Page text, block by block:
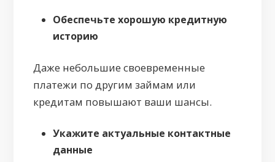
Обеспечьте хорошую кредитную
историю
Даже небольшие своевременные
платежи по другим займам или
кредитам повышают ваши шансы.
Укажите актуальные контактные
данные